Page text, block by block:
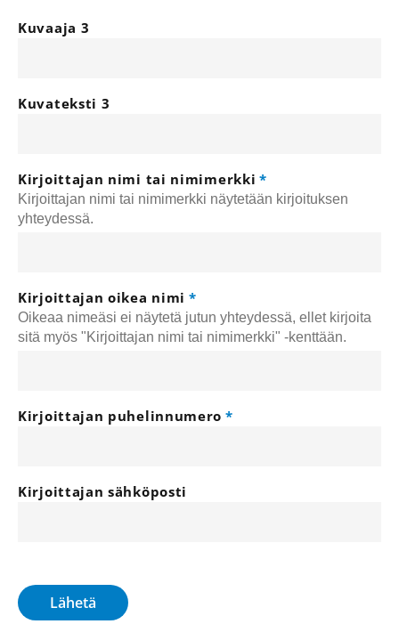
Kuvaaja 3
Kuvateksti 3
Kirjoittajan nimi tai nimimerkki
Kirjoittajan nimi tai nimimerkki näytetään kirjoituksen
yhteydessä.
Kirjoittajan oikea nimi
Oikeaa nimeäsi ei näytetä jutun yhteydessä, ellet kirjoita
sitä myös "Kirjoittajan nimi tai nimimerkki" -kenttään.
Kirjoittajan puhelinnumero
Kirjoittajan sähköposti
Lähetä